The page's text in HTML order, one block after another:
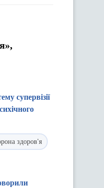
супервізії
здоров'я